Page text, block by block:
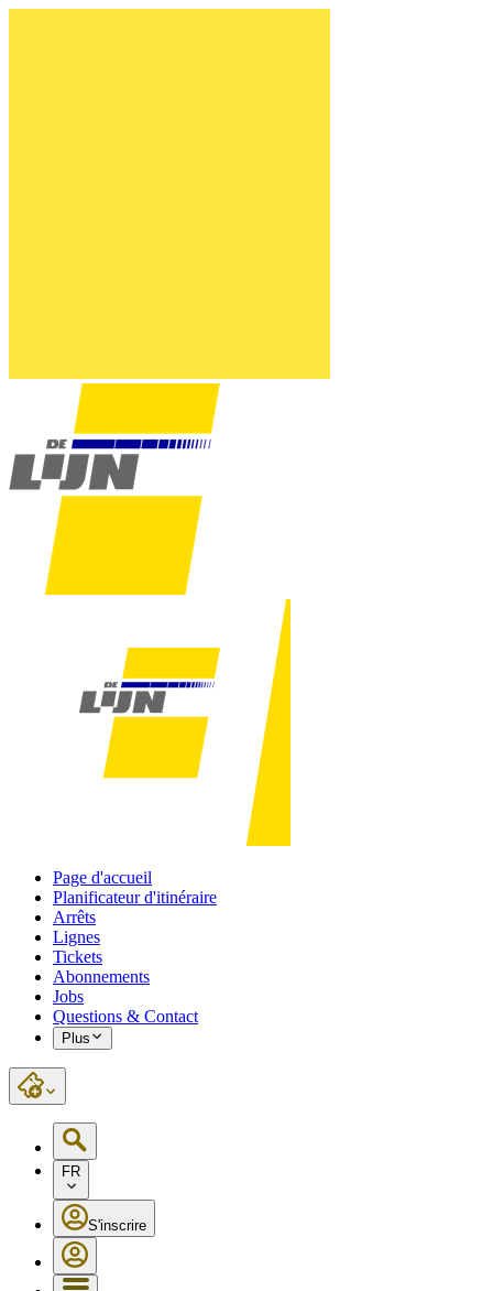
Page d'accueil
Planificateur d'itinéraire
Arrêts
Lignes
Tickets
Abonnements
Jobs
Questions & Contact
Plus
FR
S'inscrire